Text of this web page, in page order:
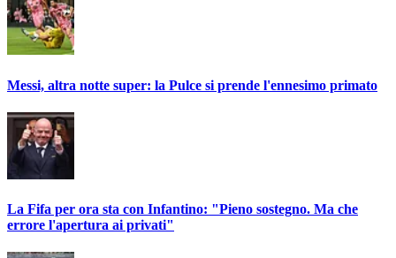
Messi, altra notte super: la Pulce si prende l'ennesimo primato
La Fifa per ora sta con Infantino: "Pieno sostegno. Ma che
errore l'apertura ai privati"